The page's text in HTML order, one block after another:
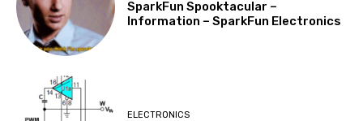
SparkFun Spooktacular –
Information – SparkFun Electronics
ELECTRONICS